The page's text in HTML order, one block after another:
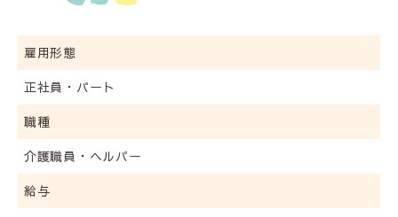
雇用形態
正社員・パート
職種
介護職員・ヘルパー
給与